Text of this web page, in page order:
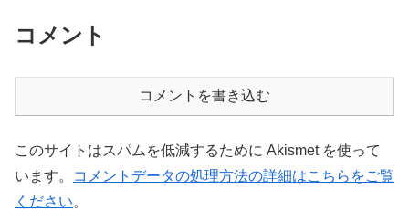
コメント
コメントを書き込む
このサイトはスパムを低減するために Akismet を使って
います。
コメントデータの処理方法の詳細はこちらをご覧
ください。